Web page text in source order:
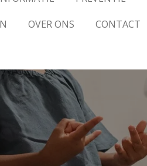
OVER ONS CONTACT